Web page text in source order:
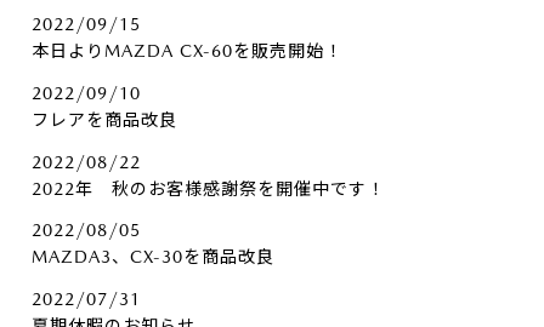
2022/09/15
本日よりMAZDA CX-60を販売開始！
2022/09/10
フレアを商品改良
2022/08/22
2022年 秋のお客様感謝祭を開催中です！
2022/08/05
MAZDA3、CX-30を商品改良
2022/07/31